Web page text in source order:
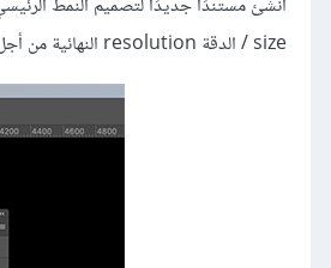
size / الدقة resolution النهائية من أجل الاستخدام النهائي.